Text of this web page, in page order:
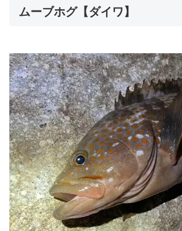
ムーブホグ【ダイワ】